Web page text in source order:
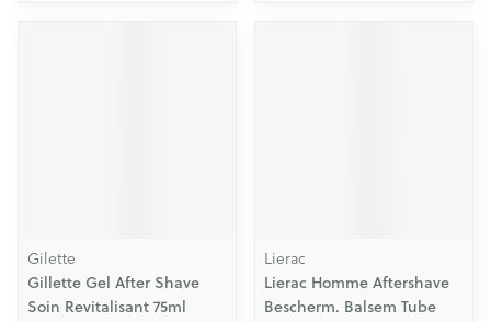
Gilette
Gillette Gel After Shave
Soin Revitalisant 75ml
Lierac
Lierac Homme Aftershave
Bescherm. Balsem Tube